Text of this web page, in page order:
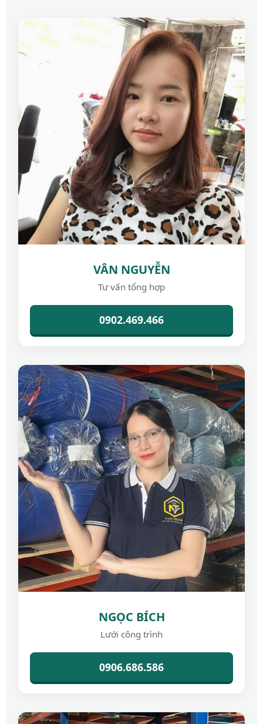
VÂN NGUYỄN
Tư vấn tổng hợp
0902.469.466
NGỌC BÍCH
Lưới công trình
0906.686.586